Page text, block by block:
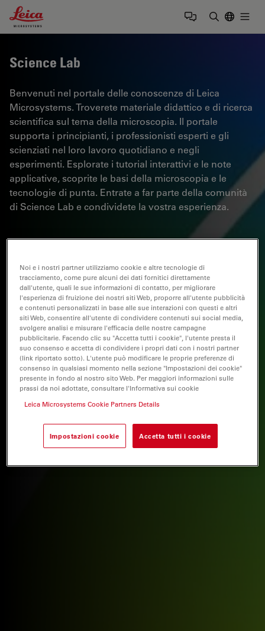
Leica Microsystems Logo
Science Lab
Benvenuti nel portale delle conoscenze di Leica
Microsystems. Troverete materiale didattico e di ricerca
scientifica sul tema della microscopia. Il portale
supporta i principianti, i professionisti esperti e gli
scienziati nel loro lavoro quotidiano e negli
esperimenti. Esplorate i tutorial interattivi e le note
applicative, scoprite le basi della microscopia e le
tecnologie di punta. Entrate a far parte della comunità
di Science Lab e condividete la vostra esperienza.
Noi e i nostri partner utilizziamo cookie e altre tecnologie di
tracciamento, come pure alcuni dei dati fornitici direttamente
dall'utente, quali le sue informazioni di contatto, per migliorare
l'esperienza di fruizione dei nostri siti Web, proporre all'utente pubblicità
e contenuti personalizzati in base alle sue interazioni con questi e altri
siti Web, consentire all'utente di condividere contenuti sui social media,
svolgere analisi e misurare l'efficacia delle nostre campagne
pubblicitarie. Facendo clic su "Accetta tutti i cookie", l'utente presta il
suo consenso e accetta di condividere i propri dati con i nostri partner
(link riportato sotto). L'utente può modificare le proprie preferenze di
consenso in qualsiasi momento nella sezione "Impostazioni dei cookie"
presente in fondo al nostro sito Web. Per maggiori informazioni sulle
prassi da noi adottate, consultare l'Informativa sui cookie
Leica Microsystems Cookie Partners Details
Impostazioni cookie Accetta tutti i cookie